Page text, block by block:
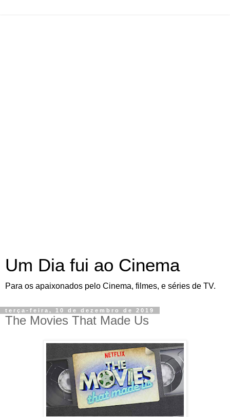
Um Dia fui ao Cinema
Para os apaixonados pelo Cinema, filmes, e séries de TV.
terça-feira, 10 de dezembro de 2019
The Movies That Made Us